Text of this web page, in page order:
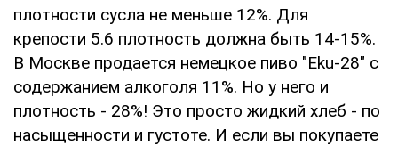
плотности сусла не меньше 12%. Для
крепости 5.6 плотность должна быть 14-15%.
В Москве продается немецкое пиво "Eku-28" с
содержанием алкоголя 11%. Но у него и
плотность - 28%! Это просто жидкий хлеб - по
насыщенности и густоте. И если вы покупаете